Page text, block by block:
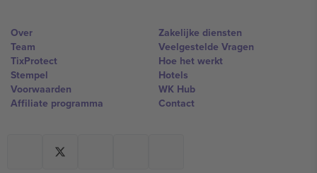
Over
Team
TixProtect
Stempel
Voorwaarden
Affiliate programma
Zakelijke diensten
Veelgestelde Vragen
Hoe het werkt
Hotels
WK Hub
Contact